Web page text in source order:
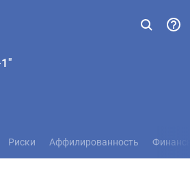
Риски Аффилированность